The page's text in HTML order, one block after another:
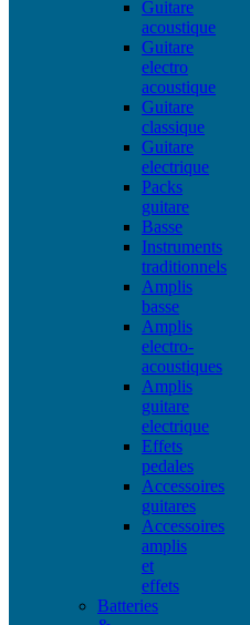
Guitare
acoustique
Guitare
electro
acoustique
Guitare
classique
Guitare
electrique
Packs
guitare
Basse
Instruments
traditionnels
Amplis
basse
Amplis
electro-
acoustiques
Amplis
guitare
electrique
Effets
pedales
Accessoires
guitares
Accessoires
amplis
et
effets
Batteries